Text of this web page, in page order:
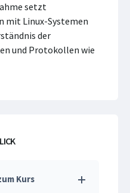
setzt
mit Linux-Systemen
der
und Protokollen wie
Kurs